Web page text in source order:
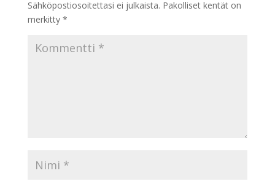
Sähköpostiosoitettasi ei julkaista. Pakolliset kentät on
merkitty *